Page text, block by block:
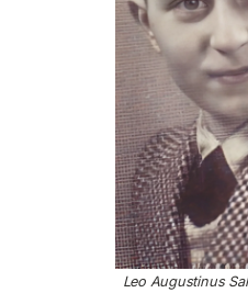
Leo Augustinus